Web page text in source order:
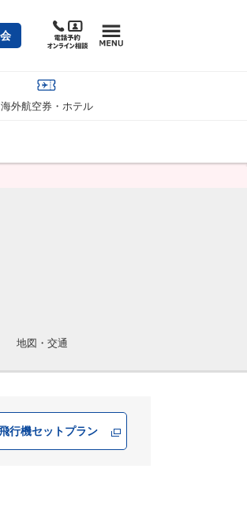
海外航空券・ホテル
地図・交通
行機セットプラン